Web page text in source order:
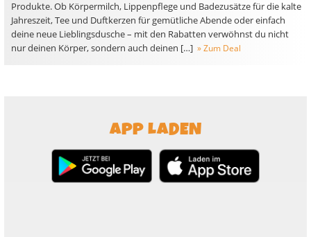
Produkte. Ob Körpermilch, Lippenpflege und Badezusätze für die kalte
Jahreszeit, Tee und Duftkerzen für gemütliche Abende oder einfach
deine neue Lieblingsdusche – mit den Rabatten verwöhnst du nicht
nur deinen Körper, sondern auch deinen […] » Zum Deal
APP LADEN